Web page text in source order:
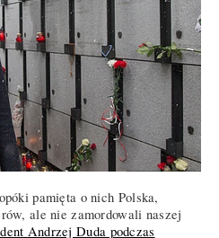
pamięta o nich Polska,
ale nie zamordowali naszej
Andrzej Duda podczas